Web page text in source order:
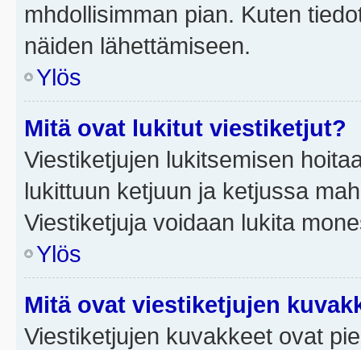
mhdollisimman pian. Kuten
näiden lähettämiseen.
Ylös
Mitä ovat lukitut viestiketjut?
Viestiketjujen lukitsemisen
lukittuun ketjuun ja ketjussa
Viestiketjuja voidaan lukita
Ylös
Mitä ovat viestiketjujen
Viestiketjujen kuvakkeet ovat